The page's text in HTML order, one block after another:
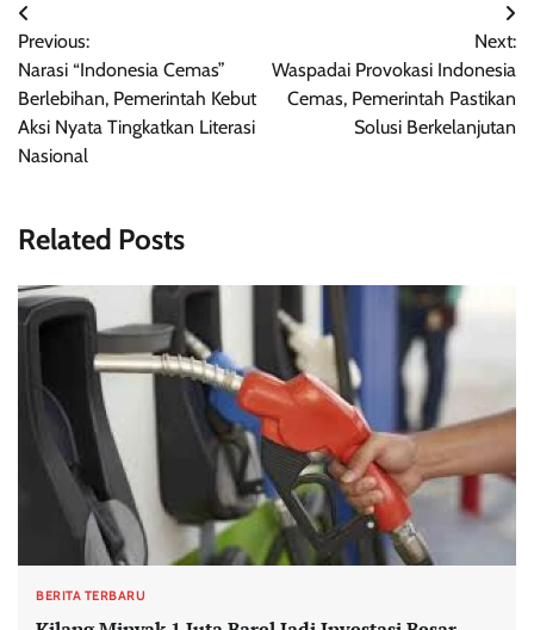
Navigasi
pos
Previous:
Narasi “Indonesia Cemas”
Berlebihan, Pemerintah Kebut
Aksi Nyata Tingkatkan Literasi
Nasional
Next:
Waspadai Provokasi Indonesia
Cemas, Pemerintah Pastikan
Solusi Berkelanjutan
Related Posts
BERITA TERBARU